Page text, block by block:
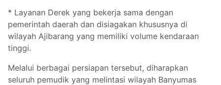
* Layanan Derek yang bekerja sama dengan
pemerintah daerah dan disiagakan khususnya di
wilayah Ajibarang yang memiliki volume kendaraan
tinggi.
Melalui berbagai persiapan tersebut, diharapkan
seluruh pemudik yang melintasi wilayah Banyumas